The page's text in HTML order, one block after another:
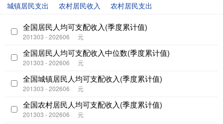
城镇居民支出
农村居民收入 农村居民支出
全国居民人均可支配收入(季度累计值)
201303 - 202606 元
全国居民人均可支配收入中位数(季度累计值)
201303 - 202606 元
全国城镇居民人均可支配收入(季度累计值)
201303 - 202606 元
全国农村居民人均可支配收入(季度累计值)
201303 - 202606 元